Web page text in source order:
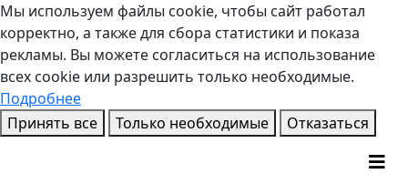
Мы используем файлы cookie, чтобы сайт работал
корректно, а также для сбора статистики и показа
рекламы. Вы можете согласиться на использование
всех cookie или разрешить только необходимые.
Подробнее
Принять все
Только необходимые Отказаться